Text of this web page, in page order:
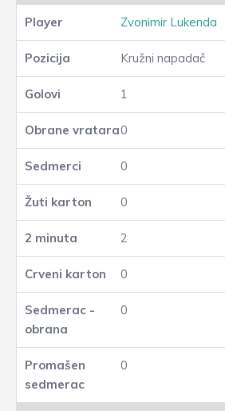
Zvonimir Lukenda
Kružni napadač
1
0
0
0
2
0
0
0